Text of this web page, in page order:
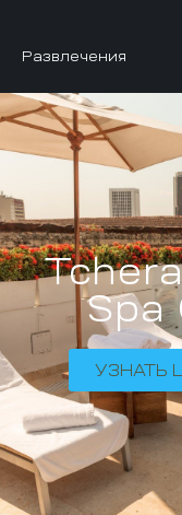
Развлечения
Spa
УЗНАТЬ